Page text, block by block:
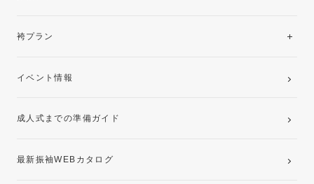
レンタルプラン
袴プラン
卒業袴レンタルプラン
イベント情報
成人式までの準備ガイド
最新振袖WEBカタログ